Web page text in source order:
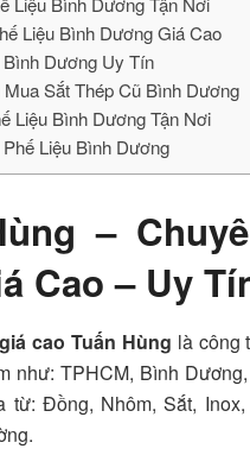
Liệu Bình Dương Giá Cao
Dương Uy Tín
Sắt Thép Cũ Bình Dương
Liệu Bình Dương Tận Nơi
Liệu Bình Dương
–
Cao – Uy
cao Tuấn Hùng là công
như: TPHCM, Bình
Đồng, Nhôm, Sắt,